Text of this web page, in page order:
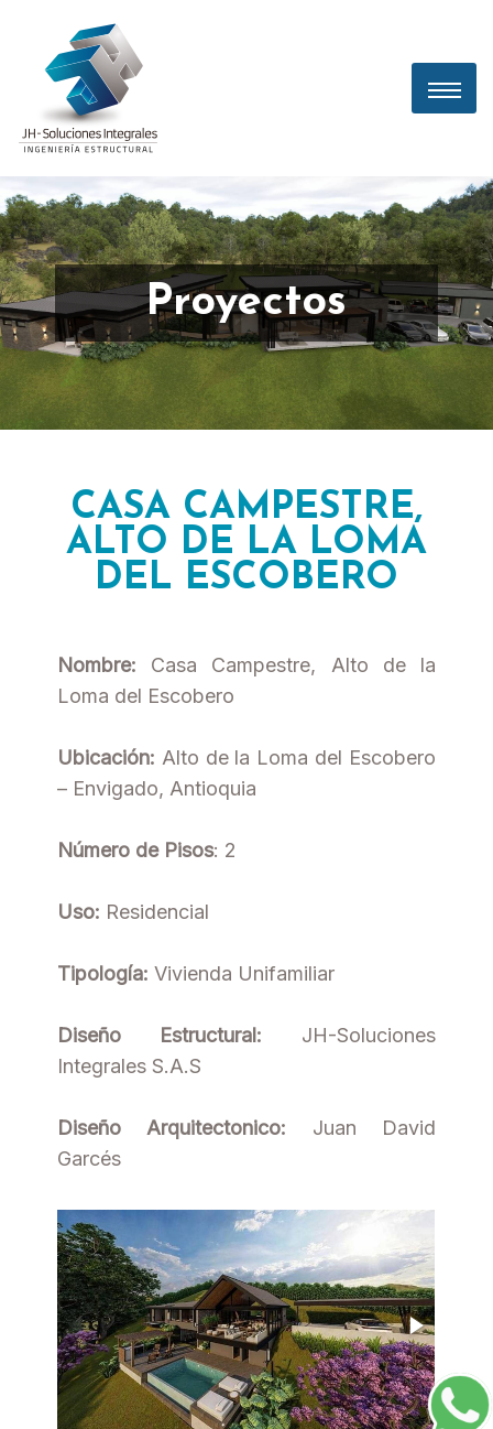
Proyectos
CASA CAMPESTRE,
ALTO DE LA LOMA
DEL ESCOBERO
Nombre: Casa Campestre, Alto de la
Loma del Escobero
Ubicación: Alto de la Loma del Escobero
– Envigado, Antioquia
Número de Pisos: 2
Uso: Residencial
Tipología: Vivienda Unifamiliar
Diseño Estructural: JH-Soluciones
Integrales S.A.S
Diseño Arquitectonico: Juan David
Garcés